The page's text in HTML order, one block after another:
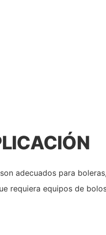
adecuados para boleras,
requiera equipos de